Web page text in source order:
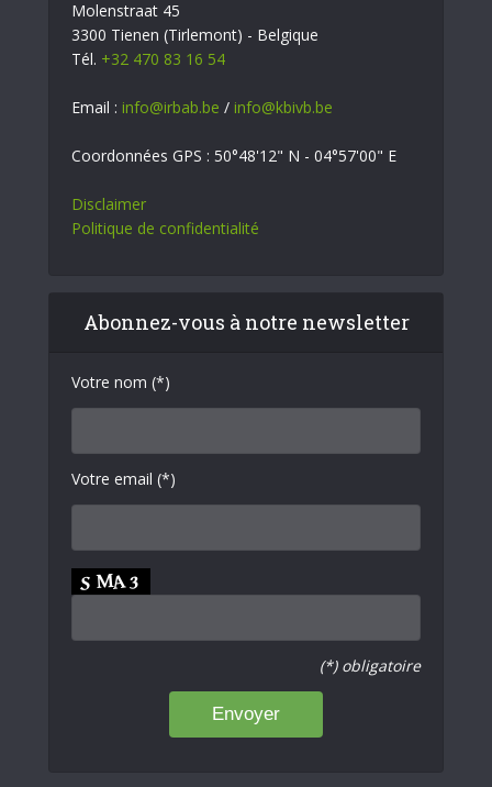
Molenstraat 45
3300 Tienen (Tirlemont) - Belgique
Tél. +32 470 83 16 54
Email : info@irbab.be / info@kbivb.be
Coordonnées GPS : 50°48'12" N - 04°57'00" E
Disclaimer
Politique de confidentialité
Abonnez-vous à notre newsletter
Votre nom (*)
Votre email (*)
(*) obligatoire